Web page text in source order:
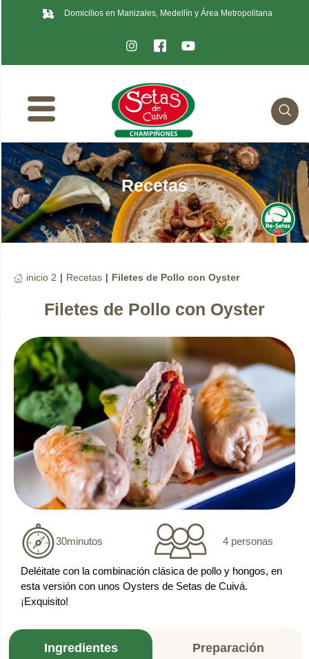
Domicilios en Manizales, Medellín y Área Metropolitana
Recetas
inicio 2 | Recetas | Filetes de Pollo con Oyster
Filetes de Pollo con Oyster
30minutos 4 personas
Deléitate con la combinación clásica de pollo y hongos, en
esta versión con unos Oysters de Setas de Cuivá.
¡Exquisito!
Ingredientes Preparación